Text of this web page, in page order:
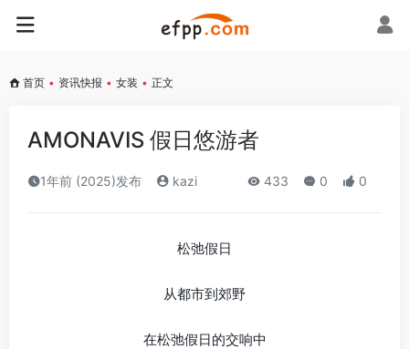
首页 • 资讯快报 • 女装 • 正文
AMONAVIS 假日悠游者
1年前 (2025)发布 kazi 433 0 0
松弛假日
从都市到郊野
在松弛假日的交响中